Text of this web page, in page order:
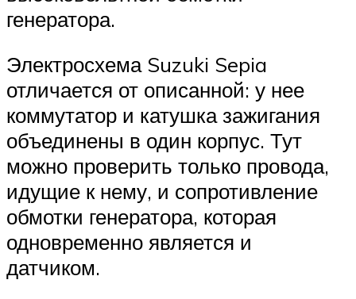
генератора.
Электросхема Suzuki Sepia
отличается от описанной: у нее
коммутатор и катушка зажигания
объединены в один корпус. Тут
можно проверить только провода,
идущие к нему, и сопротивление
обмотки генератора, которая
одновременно является и
датчиком.